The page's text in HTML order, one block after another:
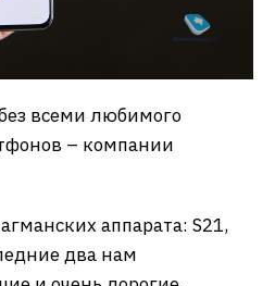
всеми любимого
– компании
аппарата: S21,
два нам